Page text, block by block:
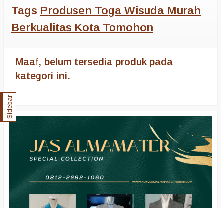
Tags Produsen Toga Wisuda Murah
Berkualitas Kota Tomohon
Maaf, belum tersedia produk pada
kategori ini.
Sidebar